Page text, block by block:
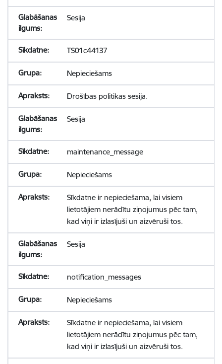
Sesija
TS01c44137
Nepieciešams
Drošības politikas sesija.
Sesija
maintenance_message
Nepieciešams
Sīkdatne ir nepieciešama, lai visiem
lietotājiem nerādītu ziņojumus pēc tam,
kad viņi ir izlasījuši un aizvēruši tos.
Sesija
notification_messages
Nepieciešams
Sīkdatne ir nepieciešama, lai visiem
lietotājiem nerādītu ziņojumus pēc tam,
kad viņi ir izlasījuši un aizvēruši tos.